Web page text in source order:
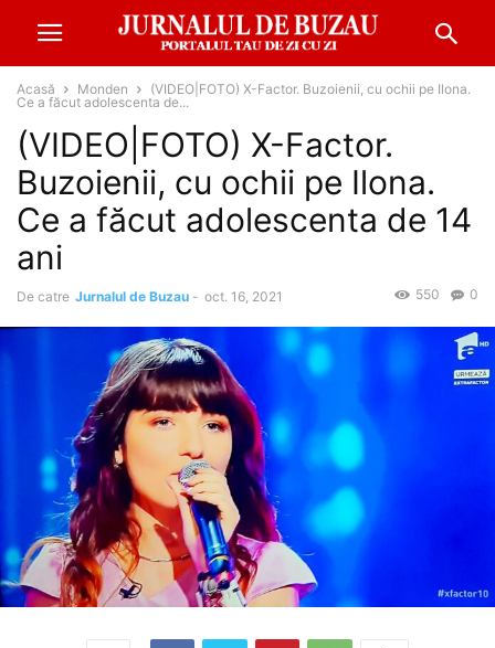
Acasă Monden
(VIDEO|FOTO) X-Factor. Buzoienii, cu ochii pe Ilona.
Ce a făcut adolescenta de...
(VIDEO|FOTO) X-Factor.
Buzoienii, cu ochii pe Ilona.
Ce a făcut adolescenta de 14
ani
De catre Jurnalul de Buzau - oct. 16, 2021 0
550